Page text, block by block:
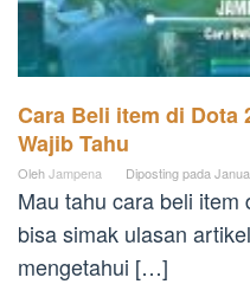
Cara Beli item di Dota
Wajib Tahu
OlehJampena Diposting pada
Mau tahu cara beli item
bisa simak ulasan
mengetahui […]